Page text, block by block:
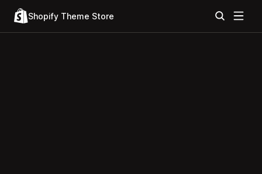
Shopify Theme Store